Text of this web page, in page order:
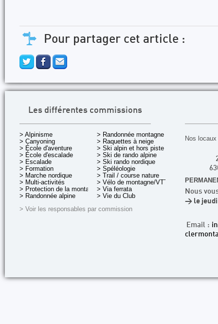
Pour partager cet article :
Les différentes commissions
> Alpinisme
> Canyoning
> École d'aventure
> École d'escalade
> Escalade
> Formation
> Marche nordique
> Multi-activités
> Protection de la montagne
> Randonnée alpine
> Randonnée montagne
> Raquettes à neige
> Ski alpin et hors piste
> Ski de rando alpine
> Ski rando nordique
> Spéléologie
> Trail / course nature
> Vélo de montagne/VTT
> Via ferrata
> Vie du Club
> Voir les responsables par commission
Nos
Nous
> le jeudi
Email :